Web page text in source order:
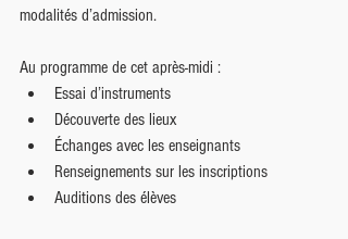
modalités d’admission.
Au programme de cet après-midi :
Essai d’instruments
Découverte des lieux
Échanges avec les enseignants
Renseignements sur les inscriptions
Auditions des élèves